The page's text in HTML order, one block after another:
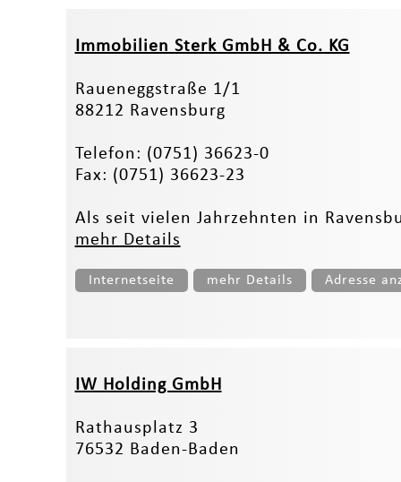
Immobilien Sterk GmbH & Co. KG
Raueneggstraße 1/1
88212 Ravensburg
Telefon: (0751) 36623-0
Fax: (0751) 36623-23
Als seit vielen Jahrzehnten in
mehr Details
Internetseite mehr Details Adresse
IW Holding GmbH
Rathausplatz 3
76532 Baden-Baden